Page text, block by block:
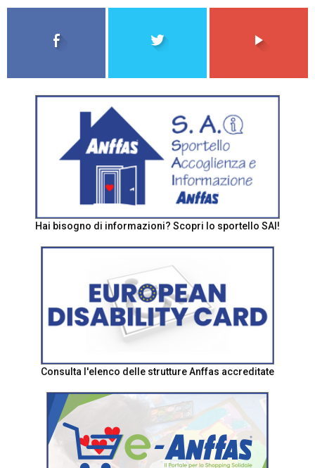
Hai bisogno di informazioni? Scopri lo sportello SAI!
Consulta l'elenco delle strutture Anffas accreditate